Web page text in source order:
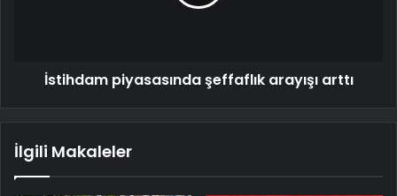
İstihdam piyasasında şeffaflık arayışı arttı
İlgili Makaleler